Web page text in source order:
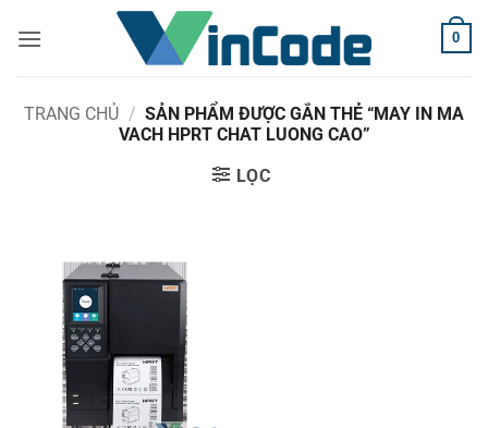
qua
0
TRANG CHỦ / SẢN PHẨM ĐƯỢC GẮN THẺ “MAY IN MA
VACH HPRT CHAT LUONG CAO”
LỌC